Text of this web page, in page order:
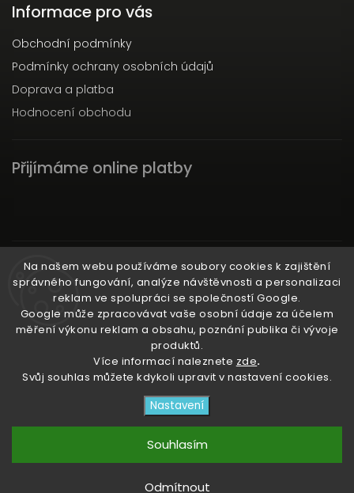
Na našem webu používáme soubory cookies k zajištění
správného fungování, analýze návštěvnosti a personalizaci
reklam ve spolupráci se společností Google.
Google může zpracovávat vaše osobní údaje za účelem
měření výkonu reklam a obsahu, poznání publika či vývoje
produktů.
Více informací naleznete zde.
Svůj souhlas můžete kdykoli upravit v nastavení cookies.
Nastavení
Odmítnout
Souhlasím
Informace pro vás
Obchodní podmínky
Podmínky ochrany osobních údajů
Doprava a platba
Hodnocení obchodu
Přijímáme online platby
Instagram
Ať už ti nic neunikne!
3RACHAshop
vyhrazena.
Upravit nastavení cookies